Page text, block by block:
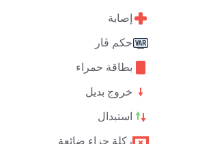
إصابة
حكم ڤار
بطاقة حمراء
خروج بديل
استبدال
ركلة جزاء ضائعة